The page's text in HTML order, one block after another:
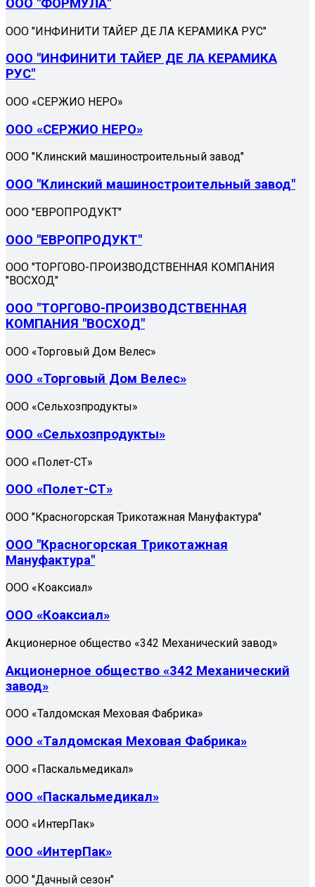
ООО "ФОРМУЛА"
ООО "ИНФИНИТИ ТАЙЕР ДЕ ЛА КЕРАМИКА РУС"
ООО "ИНФИНИТИ ТАЙЕР ДЕ ЛА КЕРАМИКА
РУС"
ООО «СЕРЖИО НЕРО»
ООО «СЕРЖИО НЕРО»
ООО "Клинский машиностроительный завод"
ООО "Клинский машиностроительный завод"
ООО "ЕВРОПРОДУКТ"
ООО "ЕВРОПРОДУКТ"
ООО "ТОРГОВО-ПРОИЗВОДСТВЕННАЯ КОМПАНИЯ
"ВОСХОД"
ООО "ТОРГОВО-ПРОИЗВОДСТВЕННАЯ
КОМПАНИЯ "ВОСХОД"
ООО «Торговый Дом Велес»
ООО «Торговый Дом Велес»
ООО «Сельхозпродукты»
ООО «Сельхозпродукты»
ООО «Полет-СТ»
ООО «Полет-СТ»
ООО "Красногорская Трикотажная Мануфактура"
ООО "Красногорская Трикотажная
Мануфактура"
ООО «Коаксиал»
ООО «Коаксиал»
Акционерное общество «342 Механический завод»
Акционерное общество «342 Механический
завод»
ООО «Талдомская Меховая Фабрика»
ООО «Талдомская Меховая Фабрика»
ООО «Паскальмедикал»
ООО «Паскальмедикал»
ООО «ИнтерПак»
ООО «ИнтерПак»
ООО "Дачный сезон"